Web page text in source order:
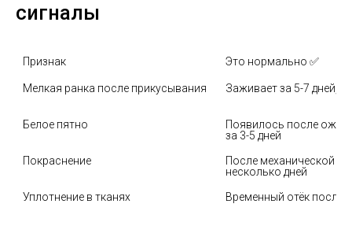
сигналы
Признак Это нормально ✅
Мелкая ранка после прикусывания Заживает за 5-7 дней,
Белое пятно
Появилось после
за 3-5 дней
Покраснение
После механической
несколько дней
Уплотнение в тканях
Временный отёк после